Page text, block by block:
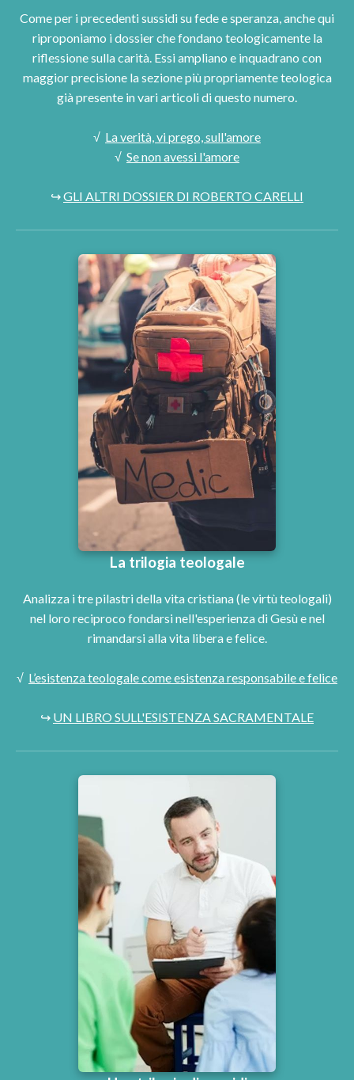
Come per i precedenti sussidi su fede e speranza, anche qui
riproponiamo i dossier che fondano teologicamente la
riflessione sulla carità. Essi ampliano e inquadrano con
maggior precisione la sezione più propriamente teologica
già presente in vari articoli di questo numero.
√ La verità, vi prego, sull'amore
√ Se non avessi l'amore
↪GLI ALTRI DOSSIER DI ROBERTO CARELLI
La trilogia teologale
Analizza i tre pilastri della vita cristiana (le virtù teologali)
nel loro reciproco fondarsi nell'esperienza di Gesù e nel
rimandarsi alla vita libera e felice.
√ L’esistenza teologale come esistenza responsabile e felice
↪ UN LIBRO SULL'ESISTENZA SACRAMENTALE